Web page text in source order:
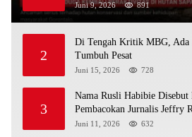
Juni 9, 2026 891
2
Di Tengah Kritik MBG, Ada
Tumbuh Pesat
Juni 15, 2026 728
3
Nama Rusli Habibie Disebut
Pembacokan Jurnalis Jeffry
Juni 11, 2026 632